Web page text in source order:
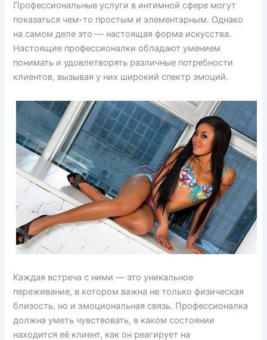
Профессиональные услуги в интимной сфере могут
показаться чем-то простым и элементарным. Однако
на самом деле это — настоящая форма искусства.
Настоящие профессионалки обладают умением
понимать и удовлетворять различные потребности
клиентов, вызывая у них широкий спектр эмоций.
Каждая встреча с ними — это уникальное
переживание, в котором важна не только физическая
близость, но и эмоциональная связь. Профессионалка
должна уметь чувствовать, в каком состоянии
находится её клиент, как он реагирует на